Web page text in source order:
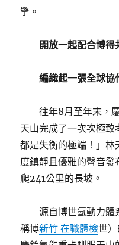
擎。
開放一起配合博得
編織起一張全球協
往年8月至年末，
天山完成了一次次極
都是失衡的極端！」
度鎮靜且優雅的聲音
爬241公里的長坡。
源自博世氫動力體
稱博新竹 在職體檢世